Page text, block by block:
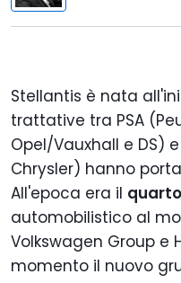
Stellantis è nata
trattative tra PSA
Opel/Vauxhall e DS)
Chrysler) hanno
All'epoca era il
automobilistico al
Volkswagen Group e
momento il nuovo